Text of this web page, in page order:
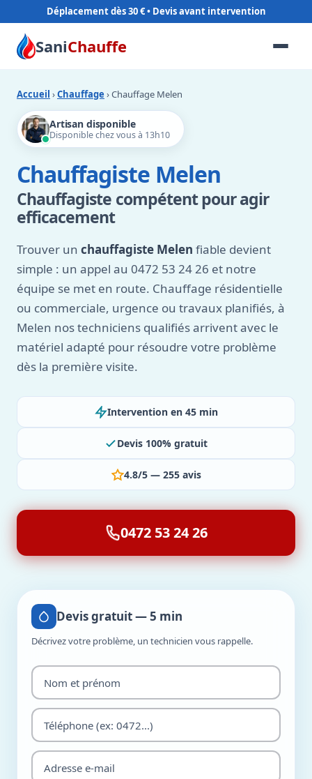
Déplacement dès 30 €
SaniChauffe
Accueil ›Chauffage › Chauffage Melen
Artisan disponible
Disponible chez vous à 13h10
Chauffagiste Melen
Chauffagiste compétent pour agir
efficacement
Trouver un chauffagiste Melen fiable devient
simple : un appel au 0472 53 24 26 et notre
équipe se met en route. Chauffage résidentielle
ou commerciale, urgence ou travaux planifiés, à
Melen nos techniciens qualifiés arrivent avec le
matériel adapté pour résoudre votre problème
dès la première visite.
Intervention en 45 min
Devis 100% gratuit
4.8/5 — 255 avis
0472 53 24 26
Devis gratuit — 5 min
Décrivez votre problème, un technicien vous rappelle.